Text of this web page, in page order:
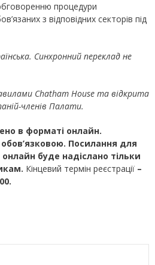
процедури
з відповідних секторів під
Синхронний переклад не
Chatham House та відкрита
членів Палати.
в форматі онлайн.
обов’язковою. Посилання для
буде надіслано тільки
Кінцевий термін реєстрації –